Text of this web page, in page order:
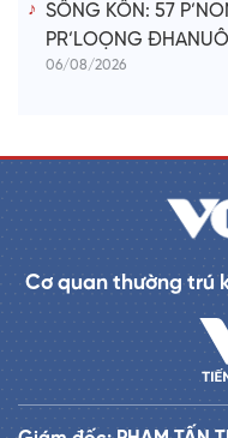
SÔNG KÔN: 57
PR’LOỌNG
06/08/2026
Cơ quan thường trú